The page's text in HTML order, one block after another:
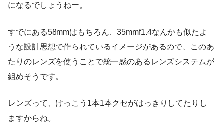
になるでしょうねー。
すでにある58mmはもちろん、35mmf1.4なんかも似たよ
うな設計思想で作られているイメージがあるので、このあ
たりのレンズを使うことで統一感のあるレンズシステムが
組めそうです。
レンズって、けっこう1本1本クセがはっきりしてたりし
ますからね。